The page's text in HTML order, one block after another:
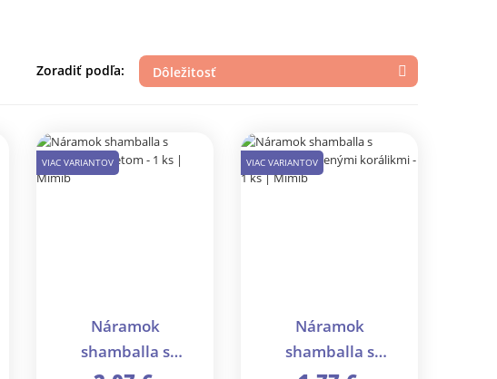
Zoradiť podľa: Dôležitosť 
VIAC VARIANTOV
Náramok
shamballa s
VIAC VARIANTOV
Náramok
shamballa s